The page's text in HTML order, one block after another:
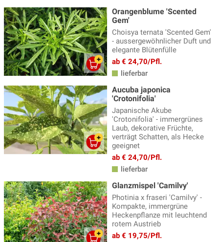
Orangenblume 'Scented
Gem'
Choisya ternata 'Scented Gem'
- aussergewöhnlicher Duft und
elegante Blütenfülle
ab € 24,70/Pfl.
lieferbar
Aucuba japonica
'Crotonifolia'
Japanische Akube
'Crotonifolia' - immergrünes
Laub, dekorative Früchte,
verträgt Schatten, als Hecke
geeignet
ab € 24,70/Pfl.
lieferbar
Glanzmispel 'Camilvy'
Photinia x fraseri 'Camilvy' -
Kompakte, immergrüne
Heckenpflanze mit leuchtend
rotem Austrieb
ab € 19,75/Pfl.